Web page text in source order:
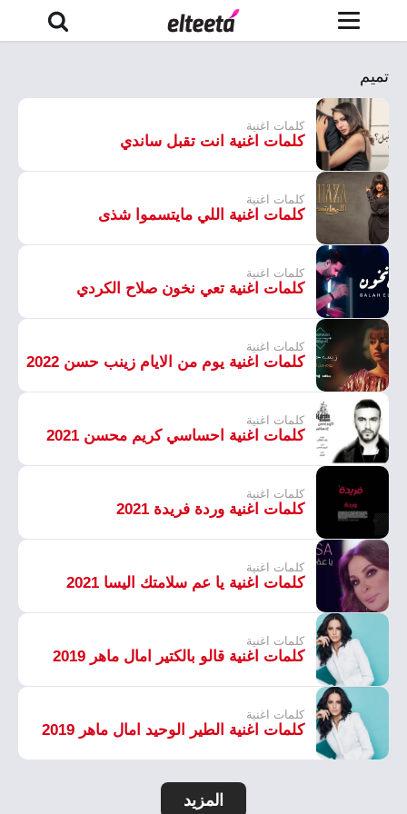
تميم
كلمات اغنية
كلمات اغنية انت تقبل ساندي
كلمات اغنية
كلمات اغنية اللي مايتسموا شذى
كلمات اغنية
كلمات اغنية تعي نخون صلاح الكردي
كلمات اغنية
كلمات اغنية يوم من الايام زينب حسن 2022
كلمات اغنية
كلمات اغنية احساسي كريم محسن 2021
كلمات اغنية
كلمات اغنية وردة فريدة 2021
كلمات اغنية
كلمات اغنية يا عم سلامتك اليسا 2021
كلمات اغنية
كلمات اغنية قالو بالكتير امال ماهر 2019
كلمات اغنية
كلمات اغنية الطير الوحيد امال ماهر 2019
المزيد